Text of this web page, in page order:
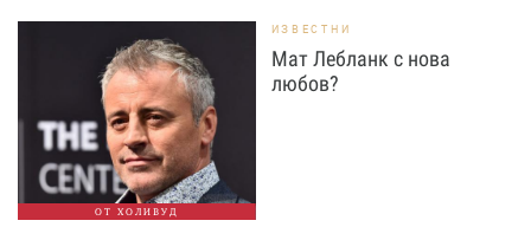
ОТ ХОЛИВУД
ИЗВЕСТНИ
Мат Лебланк с нова
любов?